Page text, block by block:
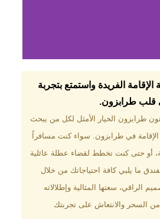
تختار فندق دبل
تري هيلتون
طرابزون؟
في قلب طرابزون بالقرب
السياحية. إطلالات
مرافق متكاملة تشمل
داخليًا، سبا، صالة ألعاب
ومطاعم عالمية.
الإقامة الفريدة واستمتع بتجربة
قلب طرابزون.​
طرابزون الخيار الأمثل لكل من يبحث
الإقامة في طرابزون. سواء كنت مسافراً
أو حتى كنت تخطط لقضاء عطلة عائلية
ما يلبي كافة احتياجاتك من خلال
الراقي، سعتها المثالية وإطلالاته
من السحر والانتعاش على تجربتك